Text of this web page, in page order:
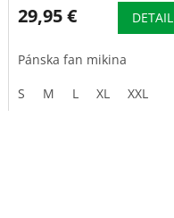
29,95 € DETAIL
Pánska fan mikina
S
M L XL XXL